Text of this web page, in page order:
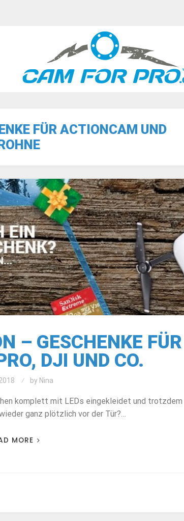
FÜR ACTIONCAM UND
– GESCHENKE FÜR
DJI UND CO.
by Nina
komplett mit LEDs eingekleidet und trotzdem
ganz plötzlich vor der Tür?…
MORE